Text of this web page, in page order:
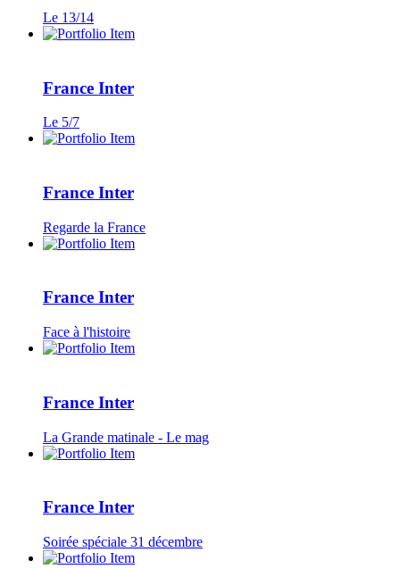
Le 13/14
France Inter
Le 5/7
France Inter
Regarde la France
France Inter
Face à l'histoire
France Inter
La Grande matinale - Le mag
France Inter
Soirée spéciale 31 décembre